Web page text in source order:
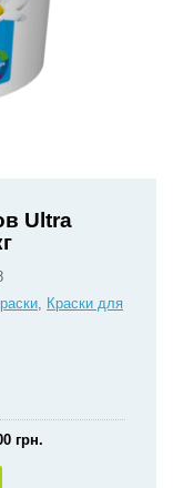
Ultra
, Краски для
грн.